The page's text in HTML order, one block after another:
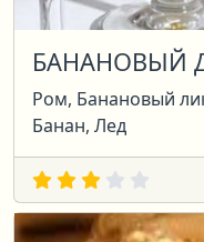
БАНАНОВЫЙ
Ром, Банановый
Банан, Лед